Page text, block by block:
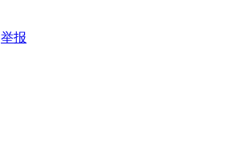
举报